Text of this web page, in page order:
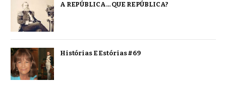
A REPÚBLICA… QUE REPÚBLICA?
Histórias E Estórias #69